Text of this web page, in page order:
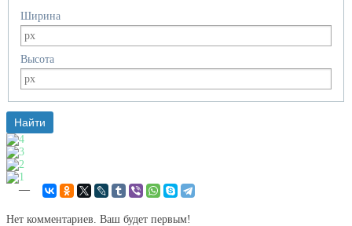
Ширина
Высота
—
Нет комментариев. Ваш будет первым!